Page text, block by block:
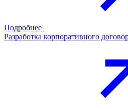
Подробнее
Разработка корпоративного